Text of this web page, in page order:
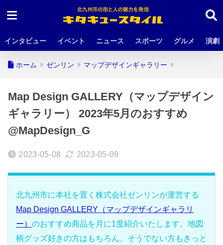
インタビュー イベント ニュース スポーツ グルメ 演劇
ホーム ゼンリン マップデザインギャラリー
Map Design GALLERY（マップデザイン
ギャラリー） 2023年5月のおすすめ
@MapDesign_G
2023-05-08 2023-05-09
北九州市に本社を置く株式会社ゼンリンが運営する
Map Design GALLERY（マップデザインギャラリ
ー） のおすすめ商品を月に1度紹介いたします。地図
柄グッズ好きの方はもちろん、そうでない方もきっと